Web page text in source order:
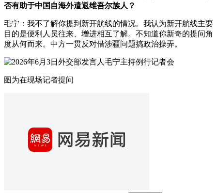
否有助于中国自海外遣返维吾尔族人？
毛宁：我不了解你提到新开航线的情况。我认为新开航线主要
目的是便利人员往来、增进相互了解。不知道你新奇的提问角
度从何而来。中方一贯反对借涉疆问题搞政治操弄。
图为在现场记者提问